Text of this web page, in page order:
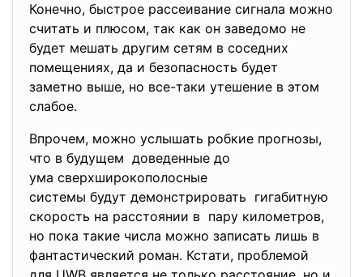
Конечно, быстрое рассеивание сигнала можно
считать и плюсом, так как он заведомо не
будет мешать другим сетям в соседних
помещениях, да и безопасность будет
заметно выше, но все-таки утешение в этом
слабое.
Впрочем, можно услышать робкие прогнозы,
что в будущем доведенные до
ума сверхширокополосные
системы будут демонстрировать гигабитную
скорость на расстоянии в пару километров,
но пока такие числа можно записать лишь в
фантастический роман. Кстати, проблемой